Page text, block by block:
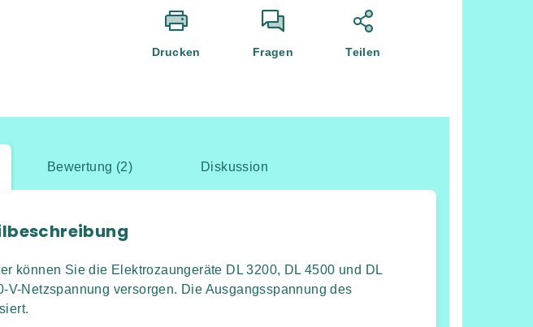
Drucken Fragen Teilen
Bewertung (2) Diskussion
können Sie die Elektrozaungeräte DL 3200, DL 4500 und DL
V-Netzspannung versorgen. Die Ausgangsspannung des